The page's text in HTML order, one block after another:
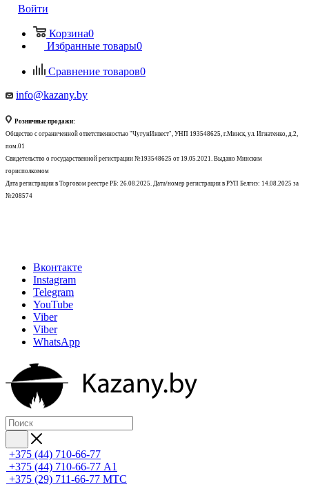
Войти
Корзина0
Избранные товары0
Сравнение товаров0
info@kazany.by
Розничные продажи:
Общество с ограниченной ответственностью "ЧугунИнвест", УНП 193548625, г.Минск, ул. Игнатенко, д.2,
пом.01
Свидетельство о государственной регистрации №193548625 от 19.05.2021. Выдано Минским
горисполкомом
Дата регистрации в Торговом реестре РБ: 26.08.2025. Дата/номер регистрации в РУП Белгиэ: 14.08.2025 за
№208574
Вконтакте
Instagram
Telegram
YouTube
Viber
Viber
WhatsApp
+375 (44) 710-66-77
+375 (44) 710-66-77 А1
+375 (29) 711-66-77 МТС